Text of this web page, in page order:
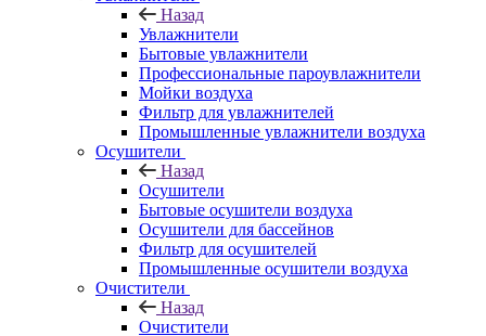
Назад
Увлажнители
Бытовые увлажнители
Профессиональные пароувлажнители
Мойки воздуха
Фильтр для увлажнителей
Промышленные увлажнители воздуха
Осушители
Назад
Осушители
Бытовые осушители воздуха
Осушители для бассейнов
Фильтр для осушителей
Промышленные осушители воздуха
Очистители
Назад
Очистители